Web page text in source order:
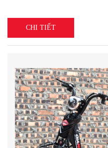
CHI TIẾT